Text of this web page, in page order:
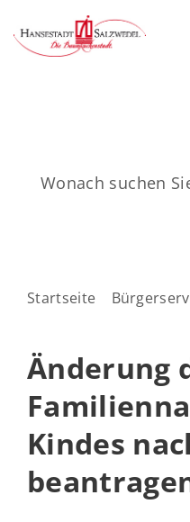
Startseite
Änderung
Kindes